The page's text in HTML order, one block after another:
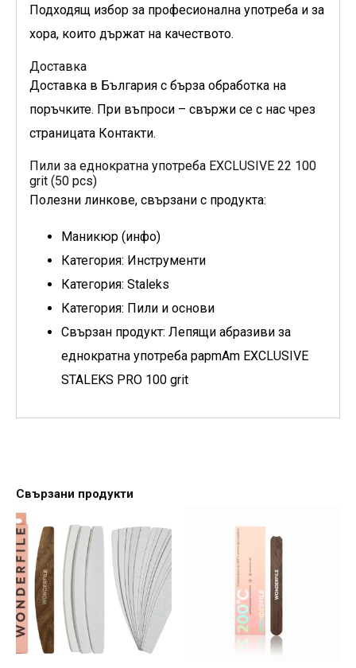
Подходящ избор за професионална употреба и за
хора, които държат на качеството.
Доставка
Доставка в България с бърза обработка на
поръчките. При въпроси – свържи се с нас чрез
страницата Контакти.
Пили за еднократна употреба EXCLUSIVE 22 100
grit (50 pcs)
Полезни линкове, свързани с продукта:
Маникюр (инфо)
Категория: Инструменти
Категория: Staleks
Категория: Пили и основи
Свързан продукт: Лепящи абразиви за
еднократна употреба papmAm EXCLUSIVE
STALEKS PRO 100 grit
Свързани продукти